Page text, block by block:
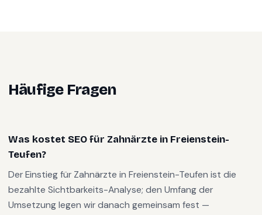
Häufige Fragen
Was kostet SEO für Zahnärzte in Freienstein-
Teufen?
Der Einstieg für Zahnärzte in Freienstein-Teufen ist die
bezahlte Sichtbarkeits-Analyse; den Umfang der
Umsetzung legen wir danach gemeinsam fest —